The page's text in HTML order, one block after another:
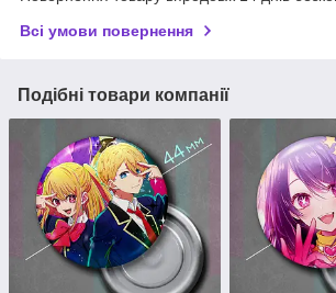
Всі умови повернення
Подібні товари компанії